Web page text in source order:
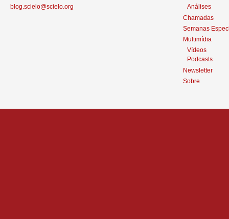
blog.scielo@scielo.org
Análises
Chamadas
Semanas
Multimídia
Vídeos
Podcasts
Newsletter
Sobre